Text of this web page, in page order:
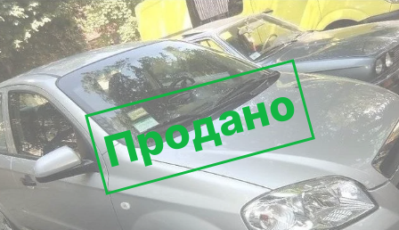
Продано